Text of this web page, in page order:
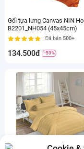
Gối tựa lưng Canvas NIN
B2201_NH054 (45x45cm)
Đã bán 500+
134.500đ -50%